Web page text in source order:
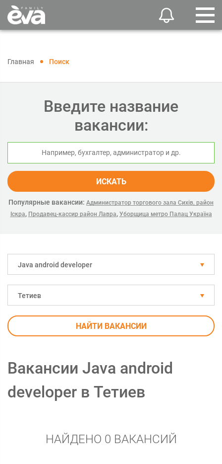
Главная Поиск
Введите название
вакансии:
ИСКАТЬ
Популярные вакансии: Администратор торгового зала Сихів, район
Іскра, Продавец-кассир район Лавра, Уборщица метро Палац Україна
Java android developer
Тетиев
НАЙТИ ВАКАНСИИ
Вакансии Java android
developer в Тетиев
НАЙДЕНО 0 ВАКАНСИЙ